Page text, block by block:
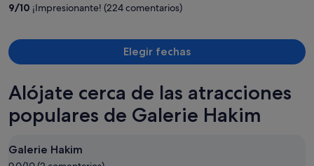
9/10 ¡Impresionante! (224 comentarios)
Elegir fechas
Alójate cerca de las atracciones
populares de Galerie Hakim
Galerie Hakim